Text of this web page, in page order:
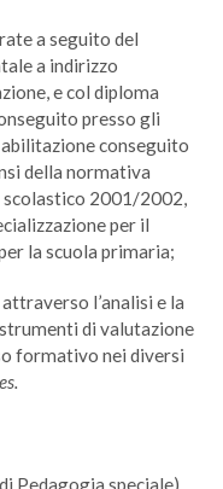
a seguito del
a indirizzo
e col diploma
presso gli
conseguito
della normativa
scolastico 2001/2002,
per il
la scuola primaria;
l’analisi e la
di valutazione
formativo nei diversi
Pedagogia speciale)